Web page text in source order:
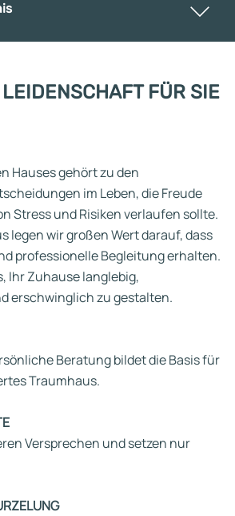
FÜR SIE
Hauses gehört zu den
im Leben, die Freude
Stress und Risiken verlaufen sollte.
legen wir großen Wert darauf, dass
professionelle Begleitung erhalten.
Ihr Zuhause langlebig,
erschwinglich zu gestalten.
Beratung bildet die Basis für
Traumhaus.
Versprechen und setzen nur